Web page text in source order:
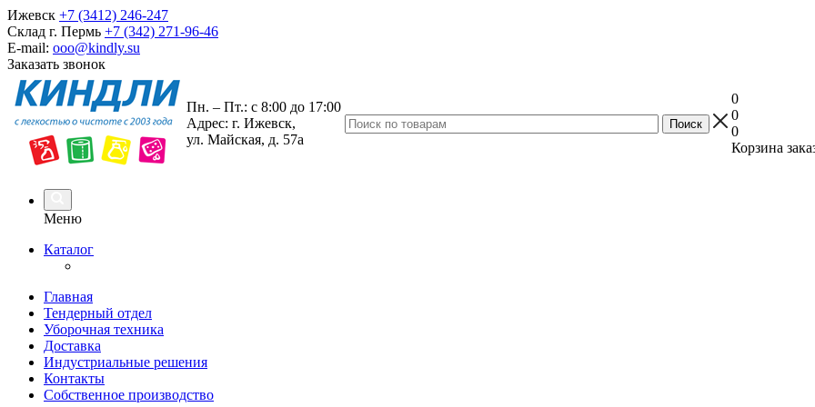
Ижевск +7 (3412) 246-247
Склад г. Пермь +7 (342) 271-96-46
E-mail: ooo@kindly.su
Заказать звонок
Пн. – Пт.: с 8:00 до 17:00
Адрес: г. Ижевск,
ул. Майская, д. 57а
0
0
0
Корзина
Меню
Каталог
Главная
Тендерный отдел
Уборочная техника
Доставка
Индустриальные решения
Контакты
Собственное производство